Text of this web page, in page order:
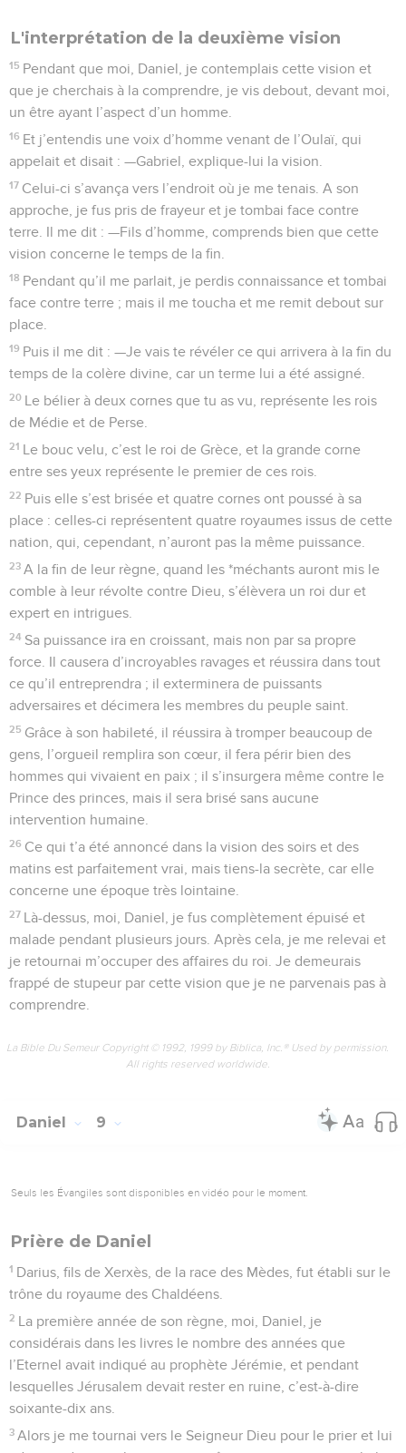
L'interprétation de la deuxième vision
15 Pendant que moi, Daniel, je contemplais cette vision et
que je cherchais à la comprendre, je vis debout, devant moi,
un être ayant l’aspect d’un homme.
16 Et j’entendis une voix d’homme venant de l’Oulaï, qui
appelait et disait : —Gabriel, explique-lui la vision.
17 Celui-ci s’avança vers l’endroit où je me tenais. A son
approche, je fus pris de frayeur et je tombai face contre
terre. Il me dit : —Fils d’homme, comprends bien que cette
vision concerne le temps de la fin.
18 Pendant qu’il me parlait, je perdis connaissance et tombai
face contre terre ; mais il me toucha et me remit debout sur
place.
19 Puis il me dit : —Je vais te révéler ce qui arrivera à la fin du
temps de la colère divine, car un terme lui a été assigné.
20 Le bélier à deux cornes que tu as vu, représente les rois
de Médie et de Perse.
21 Le bouc velu, c’est le roi de Grèce, et la grande corne
entre ses yeux représente le premier de ces rois.
22 Puis elle s’est brisée et quatre cornes ont poussé à sa
place : celles-ci représentent quatre royaumes issus de cette
nation, qui, cependant, n’auront pas la même puissance.
23 A la fin de leur règne, quand les *méchants auront mis le
comble à leur révolte contre Dieu, s’élèvera un roi dur et
expert en intrigues.
24 Sa puissance ira en croissant, mais non par sa propre
force. Il causera d’incroyables ravages et réussira dans tout
ce qu’il entreprendra ; il exterminera de puissants
adversaires et décimera les membres du peuple saint.
25 Grâce à son habileté, il réussira à tromper beaucoup de
gens, l’orgueil remplira son cœur, il fera périr bien des
hommes qui vivaient en paix ; il s’insurgera même contre le
Prince des princes, mais il sera brisé sans aucune
intervention humaine.
26 Ce qui t’a été annoncé dans la vision des soirs et des
matins est parfaitement vrai, mais tiens-la secrète, car elle
concerne une époque très lointaine.
27 Là-dessus, moi, Daniel, je fus complètement épuisé et
malade pendant plusieurs jours. Après cela, je me relevai et
je retournai m’occuper des affaires du roi. Je demeurais
frappé de stupeur par cette vision que je ne parvenais pas à
comprendre.
La Bible Du Semeur Copyright © 1992, 1999 by Biblica, Inc.® Used by permission.
All rights reserved worldwide.
Daniel 9
Seuls les Évangiles sont disponibles en vidéo pour le moment.
Prière de Daniel
1 Darius, fils de Xerxès, de la race des Mèdes, fut établi sur le
trône du royaume des Chaldéens.
2 La première année de son règne, moi, Daniel, je
considérais dans les livres le nombre des années que
l’Eternel avait indiqué au prophète Jérémie, et pendant
lesquelles Jérusalem devait rester en ruine, c’est-à-dire
soixante-dix ans.
3 Alors je me tournai vers le Seigneur Dieu pour le prier et lui